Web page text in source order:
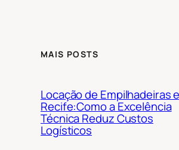
MAIS POSTS
Locação de Empilhadeiras
Recife:Como a Excelência
Técnica Reduz Custos
Logísticos